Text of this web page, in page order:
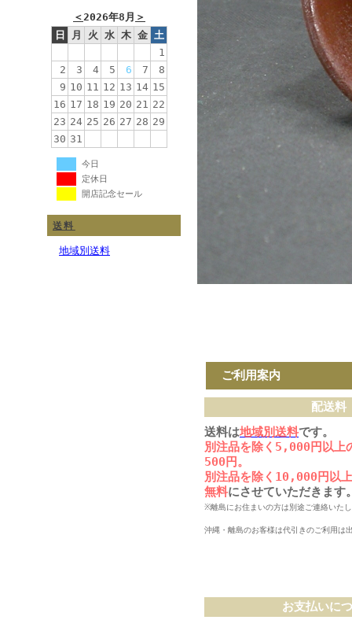
＜2026年8月 ＞
日
月 火 水 木 金 土
1
2
3 4 5 6 7
8
9 10 11 12 13 14 15
16 17 18 19 20 21 22
23 24 25 26 27 28 29
30 31
今日
定休日
開店記念セール
送料
地域別送料
ご利用案内
配送料
送料は地域別送料です。
別注品を除く5,000円以上
500円。
別注品を除く10,000円以
無料にさせていただきます
※離島にお住まいの方は別途ご連絡いた
沖縄・離島のお客様は代引きのご利用は
お支払いに